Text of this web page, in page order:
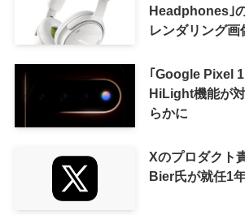
Headphones｣
レンダリング
｢Google Pixel
HiLight機能が
らかに
Xのプロダクト
Bier氏が就任1